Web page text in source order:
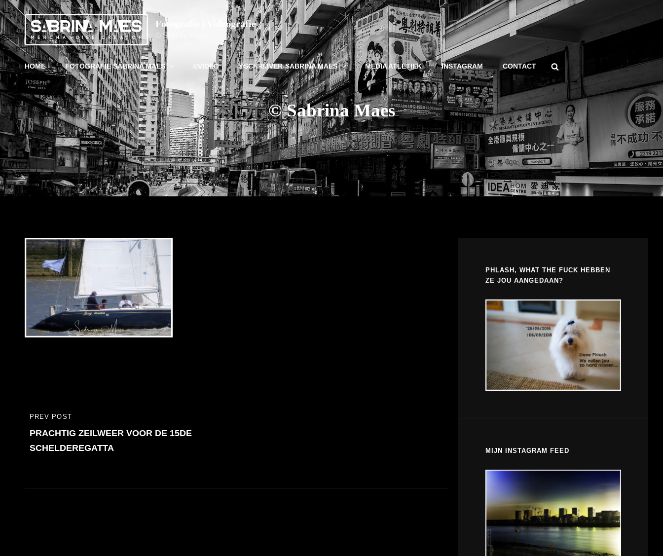
Fotografie | Videografie
© Sabrina Maes
HOME FOTOGRAFIE SABRINA MAES ©VIDEO ©SCHRIJVER-SABRINA MAES MEDIA ATLETIEK INSTAGRAM CONTACT Search
© Sabrina Maes
Bericht
navigatie
PREVIOUS
POST
PREV POST
PRACHTIG ZEILWEER VOOR DE 15DE
SCHELDEREGATTA
PHLASH, WHAT THE FUCK HEBBEN
ZE JOU AANGEDAAN?
MIJN INSTAGRAM FEED